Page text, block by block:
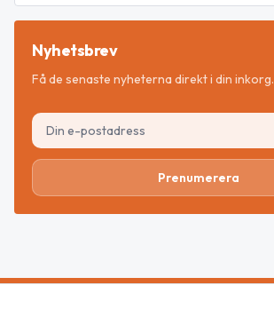
Nyhetsbrev
Få de senaste nyheterna direkt i din inkorg.
Prenumerera